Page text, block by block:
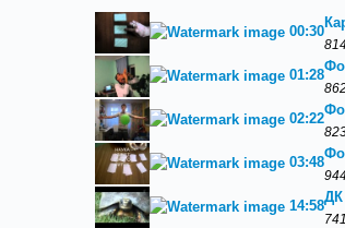
00:30
01:28
02:22
03:48
14:58
ДК